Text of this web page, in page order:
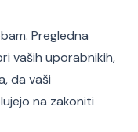
Pregledna
vaših uporabnikih,
da vaši
na zakoniti